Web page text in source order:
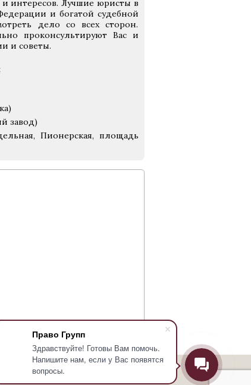
Право Групп
Здравствуйте! Готовы Вам помочь.
Напишите нам, если у Вас появятся
вопросы.
и интересов. Лучшие юристы в
и богатой судебной
дело со всех сторон.
проконсультируют Вас и
и советы.
завод)
Пионерская, площадь